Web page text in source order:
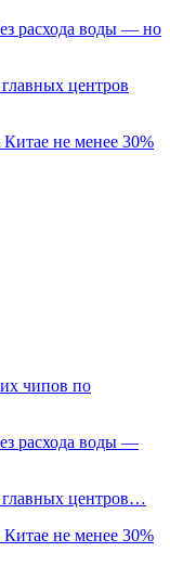
расхода воды — но
центров
не менее 30%
чипов по
расхода воды —
главных центров…
не менее 30%